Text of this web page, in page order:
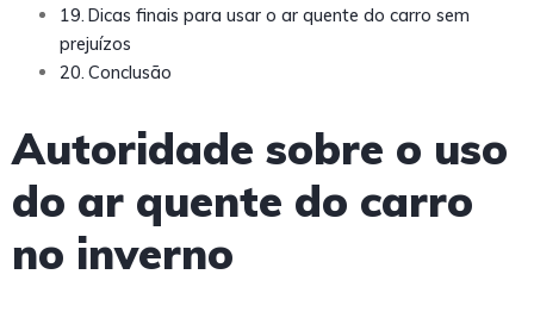
Dicas finais para usar o ar quente do carro sem
prejuízos
Conclusão
Autoridade sobre o uso
do ar quente do carro
no inverno